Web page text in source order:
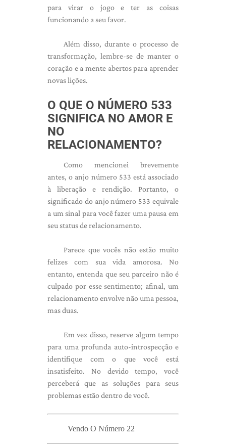
para virar o jogo e ter as coisas
funcionando a seu favor.
Além disso, durante o processo de
transformação, lembre-se de manter o
coração e a mente abertos para aprender
novas lições.
O QUE O NÚMERO 533
SIGNIFICA NO AMOR E
NO
RELACIONAMENTO?
Como mencionei brevemente
antes, o anjo número 533 está associado
à liberação e rendição. Portanto, o
significado do anjo número 533 equivale
a um sinal para você fazer uma pausa em
seu status de relacionamento.
Parece que vocês não estão muito
felizes com sua vida amorosa. No
entanto, entenda que seu parceiro não é
culpado por esse sentimento; afinal, um
relacionamento envolve não uma pessoa,
mas duas.
Em vez disso, reserve algum tempo
para uma profunda auto-introspecção e
identifique com o que você está
insatisfeito. No devido tempo, você
perceberá que as soluções para seus
problemas estão dentro de você.
Vendo O Número 22